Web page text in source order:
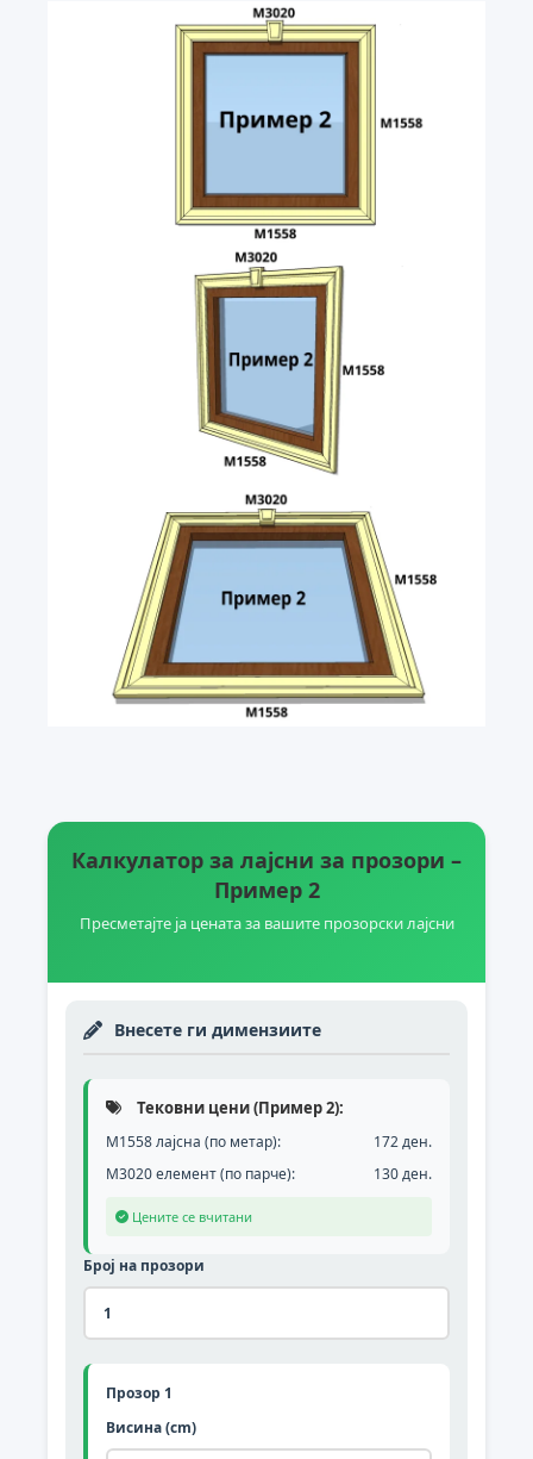
Калкулатор за лајсни за прозори –
Пример 2
Пресметајте ја цената за вашите прозорски лајсни
Внесете ги димензиите
Тековни цени (Пример 2):
М1558 лајсна (по метар):
172 ден.
М3020 елемент (по парче):
130 ден.
Цените се вчитани
Број на прозори
Прозор 1
Висина (cm)